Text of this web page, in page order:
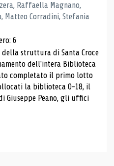
Raffaella Magnano,
Matteo Corradini, Stefania
6
struttura di Santa Croce
dell'intera Biblioteca
completato il primo lotto
la biblioteca 0-18, il
Giuseppe Peano, gli uffici